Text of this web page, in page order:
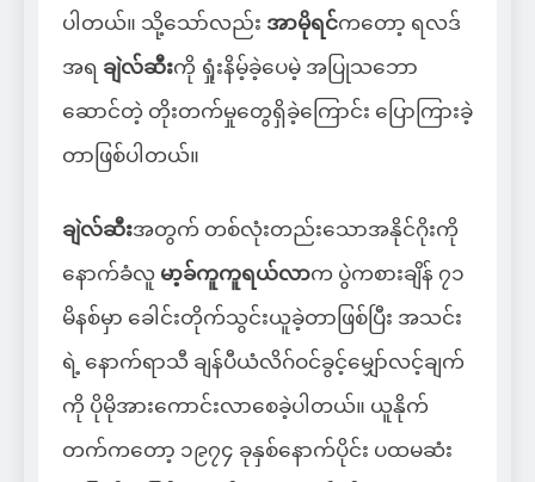
ပါတယ်။ သို့သော်လည်း အာမိုရင်ကတော့ ရလဒ်
အရ ချဲလ်ဆီးကို ရှုံးနိမ့်ခဲ့ပေမဲ့ အပြုသဘော
ဆောင်တဲ့ တိုးတက်မှုတွေရှိခဲ့ကြောင်း ပြောကြားခဲ့
တာဖြစ်ပါတယ်။
ချဲလ်ဆီးအတွက် တစ်လုံးတည်းသောအနိုင်ဂိုးကို
နောက်ခံလူ မာ့ခ်ကူကူရယ်လာက ပွဲကစားချိန် ၇၁
မိနစ်မှာ ခေါင်းတိုက်သွင်းယူခဲ့တာဖြစ်ပြီး အသင်း
ရဲ့ နောက်ရာသီ ချန်ပီယံလိဂ်ဝင်ခွင့်မျှော်လင့်ချက်
ကို ပိုမိုအားကောင်းလာစေခဲ့ပါတယ်။ ယူနိုက်
တက်ကတော့ ၁၉၇၄ ခုနှစ်နောက်ပိုင်း ပထမဆံး